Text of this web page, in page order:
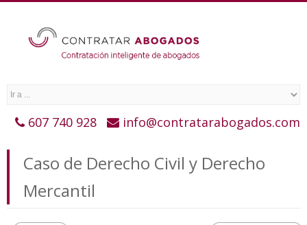
607 740 928 info@contratarabogados.com
Caso de Derecho Civil y Derecho
Mercantil